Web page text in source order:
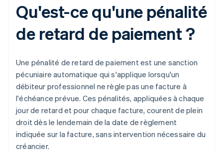
Qu'est-ce qu'une pénalité
de retard de paiement ?
Une pénalité de retard de paiement est une sanction
pécuniaire automatique qui s'applique lorsqu'un
débiteur professionnel ne règle pas une facture à
l'échéance prévue. Ces pénalités, appliquées à chaque
jour de retard et pour chaque facture, courent de plein
droit dès le lendemain de la date de règlement
indiquée sur la facture, sans intervention nécessaire du
créancier.